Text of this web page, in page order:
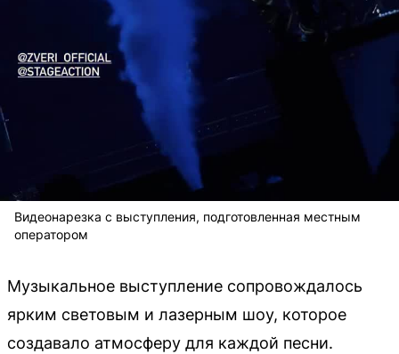
Видеонарезка с выступления, подготовленная местным
оператором
Музыкальное выступление сопровождалось
ярким световым и лазерным шоу, которое
создавало атмосферу для каждой песни.